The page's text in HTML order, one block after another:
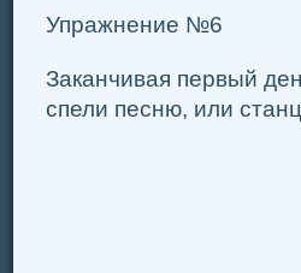
Упражнение №6
Заканчивая первый
спели песню, или